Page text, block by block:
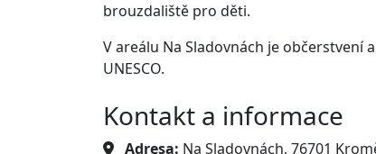
brouzdaliště pro děti.
V areálu Na Sladovnách je občerstvení
UNESCO.
Kontakt a informace
Adresa: Na Sladovnách, 76701